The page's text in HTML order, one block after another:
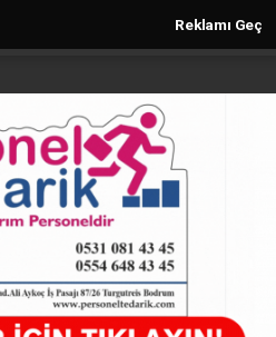
Reklamı Geç
Kabaoğlu’na
konfor
10.09.2024 - 14:47
kez okundu.